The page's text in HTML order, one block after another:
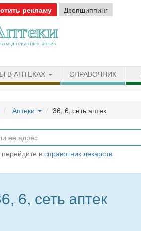
рекламу Дропшиппинг
В АПТЕКАХ СПРАВОЧНИК
Аптеки 36, 6, сеть аптек
в справочник лекарств
6, сеть аптек